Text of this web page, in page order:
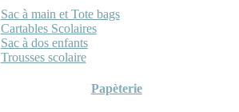
Sac à main et Tote bags
Cartables Scolaires
Sac à dos enfants
Trousses scolaire
Papèterie